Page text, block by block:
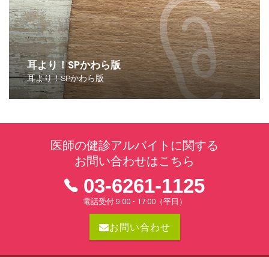
耳より！SPかわら版
耳より！SPかわら版
医師の健診アルバイトに関する
お問い合わせはこちら
03-6261-1125
電話受付 9:00 - 17:00（平日）
お問い合わせ